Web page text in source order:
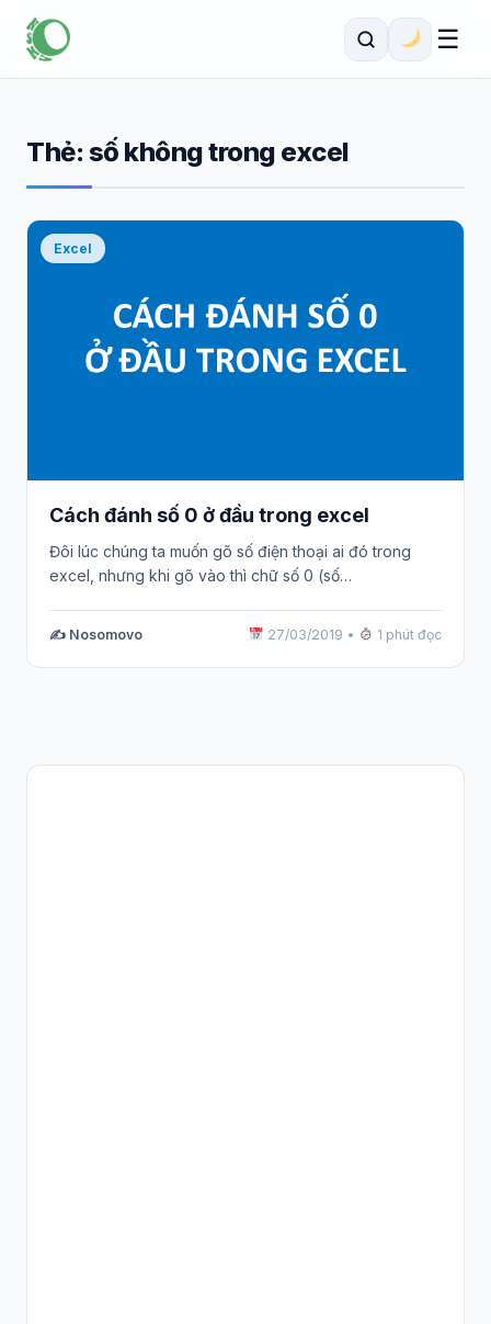
☰
Thẻ: số không trong excel
Excel
Cách đánh số 0 ở đầu trong excel
Đôi lúc chúng ta muốn gõ số điện thoại ai đó trong
excel, nhưng khi gõ vào thì chữ số 0 (số…
✍️ Nosomovo 27/03/2019 • 1 phút đọc